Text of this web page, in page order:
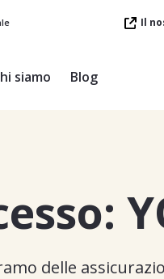
Il
siamo Blog
delle